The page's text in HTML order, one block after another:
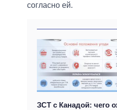
согласно ей.
ЗСТ с Канадой: чего